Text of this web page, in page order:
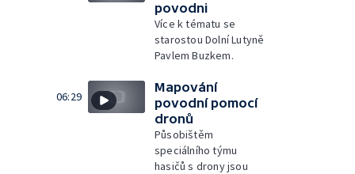
povodni
Více k tématu se
starostou Dolní Lutyně
Pavlem Buzkem.
06:29
Mapování
povodní pomocí
dronů
Působištěm
speciálního týmu
hasičů s drony jsou